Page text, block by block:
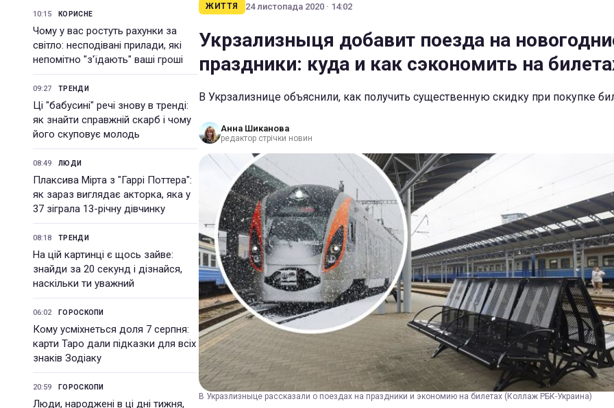
10:15 КОРИСНЕ
Чому у вас ростуть рахунки за
світло: несподівані прилади, які
непомітно "з'їдають" ваші гроші
09:27 ТРЕНДИ
Ці "бабусині" речі знову в тренді:
як знайти справжній скарб і чому
його скуповує молодь
08:49 ЛЮДИ
Плаксива Мірта з "Гаррі Поттера":
як зараз виглядає акторка, яка у
37 зіграла 13-річну дівчинку
08:18 ТРЕНДИ
На цій картинці є щось зайве:
знайди за 20 секунд і дізнайся,
наскільки ти уважний
06:02 ГОРОСКОПИ
Кому усміхнеться доля 7 серпня:
карти Таро дали підказки для всіх
знаків Зодіаку
20:59 ГОРОСКОПИ
Люди, народжені в ці дні тижня,
ЖИТТЯ 24 листопада 2020 · 14:02
Укрзализныця добавит поезда на
праздники: куда и как сэкономить на
В Укрзализнице объяснили, как получить существенную скидку при покупке
Анна Шиканова
редактор стрічки новин
В Укразлизныце рассказали о поездах на праздники и экономию на билетах (Коллаж РБК-Украина)